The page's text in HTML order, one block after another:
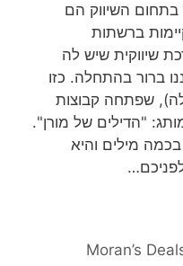
בתחום השיווק הם
ברשתות
שיווקית שיש לה
ברור בהתחלה. כזו
שפתחה קבוצות
"הדילים של מורן".
מילים והיא
Moran’s